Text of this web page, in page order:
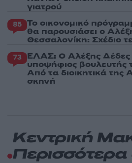
γιατρού
85 Το οικονομικό
θα παρουσιάσει ο
Θεσσαλονίκη: Σχέδιο
73 ΕΛΑΣ: Ο Αλέξης Δέδες
υποψήφιος βουλευτής
Από τα διοικητικά της
σκηνή
Κεντρική